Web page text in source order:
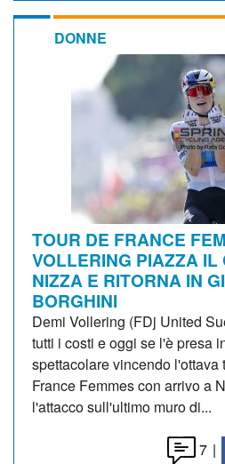
DONNE
TOUR DE FRANCE
VOLLERING PIAZZA IL
NIZZA E RITORNA IN
BORGHINI
Demi Vollering (FDj United
tutti i costi e oggi se l'è presa
spettacolare vincendo l'ottava
France Femmes con arrivo a
l'attacco sull'ultimo muro di...
7 |